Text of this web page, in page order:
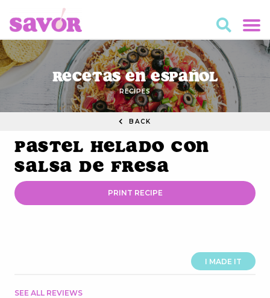
Recetas en Español
RECIPES
BACK
Pastel Helado con
Salsa de Fresa
PRINT RECIPE
I MADE IT
SEE ALL REVIEWS